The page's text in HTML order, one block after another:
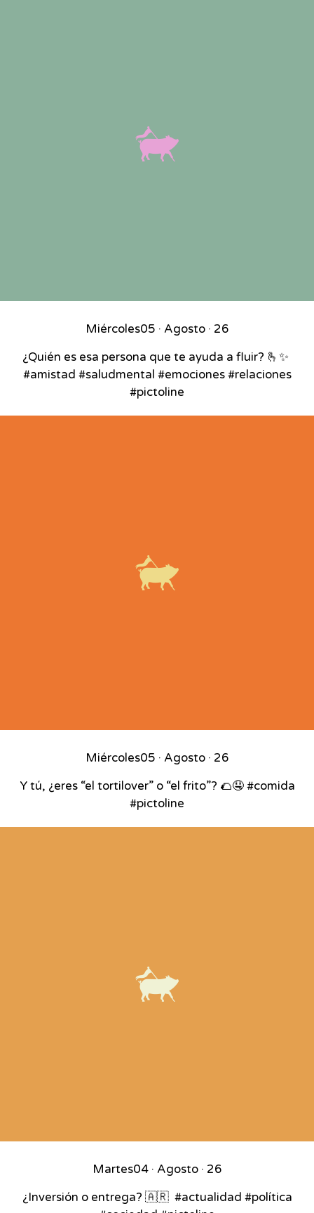
Miércoles05 · Agosto · 26
¿Quién es esa persona que te ayuda a fluir? 🫰✨⁣ ⁣
#amistad #saludmental #emociones #relaciones
#pictoline
Miércoles05 · Agosto · 26
Y tú, ¿eres “el tortilover” o “el frito”? 🌮🤤 #comida
#pictoline
Martes04 · Agosto · 26
¿Inversión o entrega? 🇦🇷⁣ ⁣ #actualidad #política